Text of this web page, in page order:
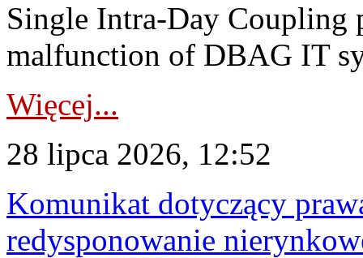
Single Intra-Day Coupling
malfunction of DBAG IT
Więcej...
28 lipca 2026, 12:52
Komunikat dotyczący
redysponowanie